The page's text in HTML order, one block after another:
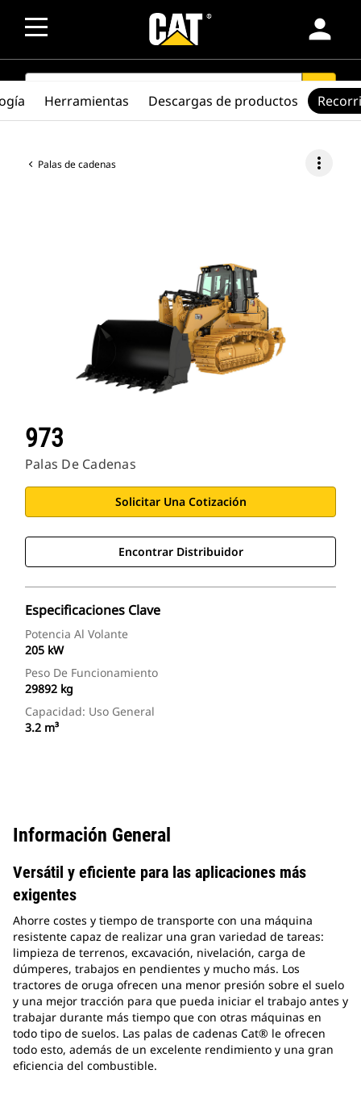
person
SEARCH search
Palas de cadenas more_vert
973
Palas De Cadenas
Solicitar Una Cotización
Encontrar Distribuidor
Especificaciones Clave
Potencia Al Volante
205 kW
Peso De Funcionamiento
29892 kg
Capacidad: Uso General
3.2 m³
Herramientas Descargas de productos
Información General
Versátil y eficiente para las aplicaciones más
exigentes
Ahorre costes y tiempo de transporte con una máquina
resistente capaz de realizar una gran variedad de tareas:
limpieza de terrenos, excavación, nivelación, carga de
dúmperes, trabajos en pendientes y mucho más. Los
tractores de oruga ofrecen una menor presión sobre el suelo
y una mejor tracción para que pueda iniciar el trabajo antes y
trabajar durante más tiempo que con otras máquinas en
todo tipo de suelos. Las palas de cadenas Cat® le ofrecen
todo esto, además de un excelente rendimiento y una gran
eficiencia del combustible.